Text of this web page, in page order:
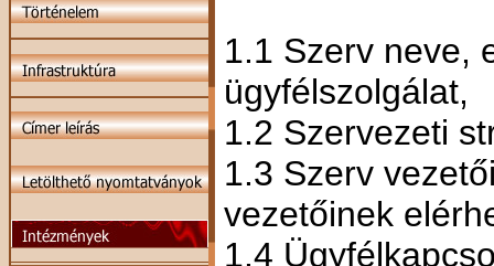
1.1 Szerv neve,
ügyfélszolgálat,
1.2 Szervezeti
1.3 Szerv
vezetőinek
1.4